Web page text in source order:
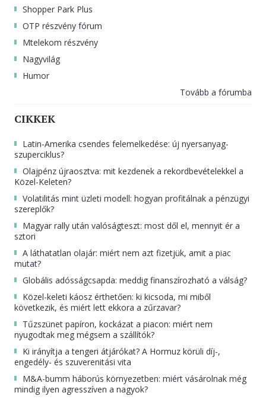
Shopper Park Plus
OTP részvény fórum
Mtelekom részvény
Nagyvilág
Humor
Tovább a fórumba
CIKKEK
Latin-Amerika csendes felemelkedése: új nyersanyag-
szuperciklus?
Olajpénz újraosztva: mit kezdenek a rekordbevételekkel a
Közel-Keleten?
Volatilitás mint üzleti modell: hogyan profitálnak a pénzügyi
szereplők?
Magyar rally után valóságteszt: most dől el, mennyit ér a
sztori
A láthatatlan olajár: miért nem azt fizetjük, amit a piac
mutat?
Globális adósságcsapda: meddig finanszírozható a válság?
Közel-keleti káosz érthetően: ki kicsoda, mi miből
következik, és miért lett ekkora a zűrzavar?
Tűzszünet papíron, kockázat a piacon: miért nem
nyugodtak meg mégsem a szállítók?
Ki irányítja a tengeri átjárókat? A Hormuz körüli díj-,
engedély- és szuverenitási vita
M&A-bumm háborús környezetben: miért vásárolnak még
mindig ilyen agresszíven a nagyok?